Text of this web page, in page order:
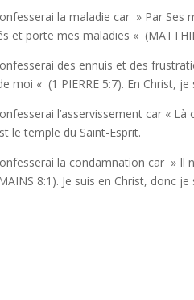
la maladie car » Par Ses
et porte mes maladies «
des ennuis et des
moi « (1 PIERRE 5:7). En Christ,
l’asservissement car « Là
le temple du Saint-Esprit.
la condamnation car » Il
8:1). Je suis en Christ, donc